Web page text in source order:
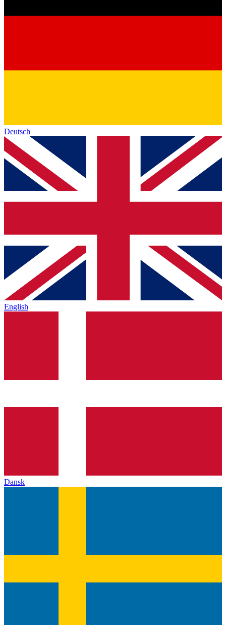
Deutsch
English
Dansk